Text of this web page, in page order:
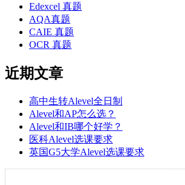
Edexcel 真题
AQA真题
CAIE 真题
OCR 真题
近期文章
高中生转Alevel全日制
Alevel和AP怎么选？
Alevel和IB哪个好学？
医科Alevel选课要求
英国G5大学Alevel选课要求